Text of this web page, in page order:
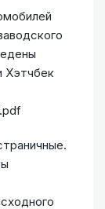
Хэтчбек